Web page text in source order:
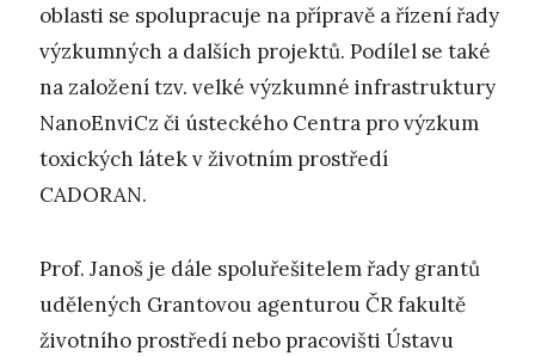
oblasti se spolupracuje na přípravě a řízení řady
výzkumných a dalších projektů. Podílel se také
na založení tzv. velké výzkumné infrastruktury
NanoEnviCz či ústeckého Centra pro výzkum
toxických látek v životním prostředí
CADORAN.
Prof. Janoš je dále spoluřešitelem řady grantů
udělených Grantovou agenturou ČR fakultě
životního prostředí nebo pracovišti Ústavu